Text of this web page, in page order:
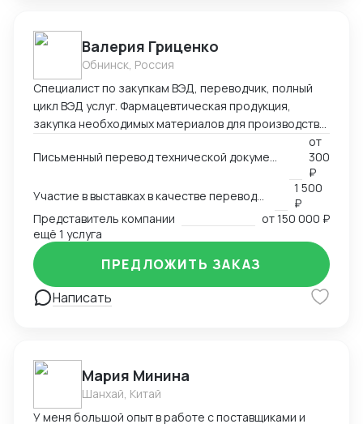
Валерия Гриценко
Обнинск, Россия
Специалист по закупкам ВЭД, переводчик, полный
цикл ВЭД услуг. Фармацевтическая продукция,
закупка необходимых материалов для производства
Письменный перевод технической документации, счетов, сертификатов, MSDS и любых других документов
от
300
₽
1 500
₽
Представитель компании
от150 000 ₽
ещё 1 услуга
Написать
ПРЕДЛОЖИТЬ ЗАКАЗ
Мария Минина
Шанхай, Китай
У меня большой опыт в работе с поставщиками и